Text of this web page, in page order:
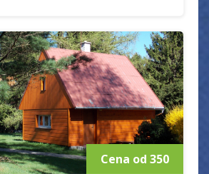
Cena od 350